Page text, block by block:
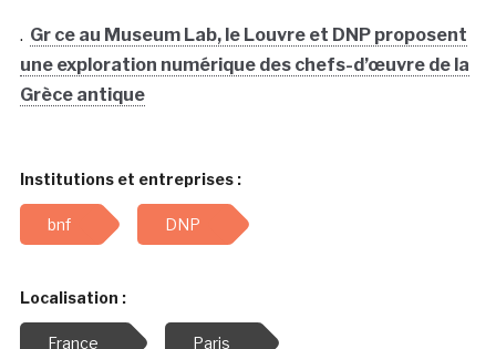
. Gr ce au Museum Lab, le Louvre et DNP proposent
une exploration numérique des chefs-d’œuvre de la
Grèce antique
Institutions et entreprises :
bnf DNP
Localisation :
France Paris